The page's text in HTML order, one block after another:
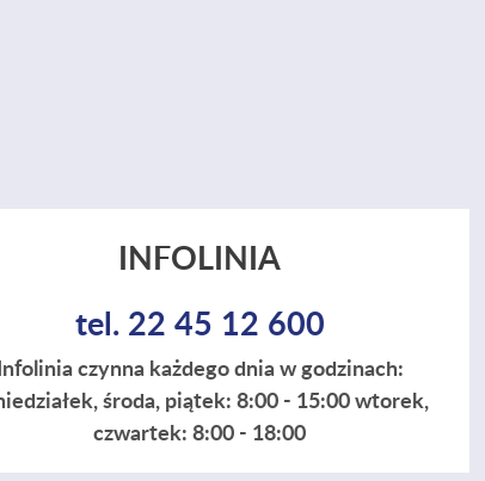
INFOLINIA
tel. 22 45 12 600
czynna każdego dnia w godzinach:
środa, piątek: 8:00 - 15:00 wtorek,
czwartek: 8:00 - 18:00